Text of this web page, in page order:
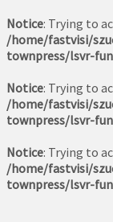
Notice: Trying to
/home/fastvisi/
townpress/lsvr-
Notice: Trying to
/home/fastvisi/
townpress/lsvr-
Notice: Trying to
/home/fastvisi/
townpress/lsvr-